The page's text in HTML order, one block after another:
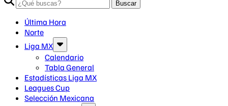
Buscar
Última Hora
Norte
Liga MX
Calendario
Tabla General
Estadísticas Liga MX
Leagues Cup
Selección Mexicana